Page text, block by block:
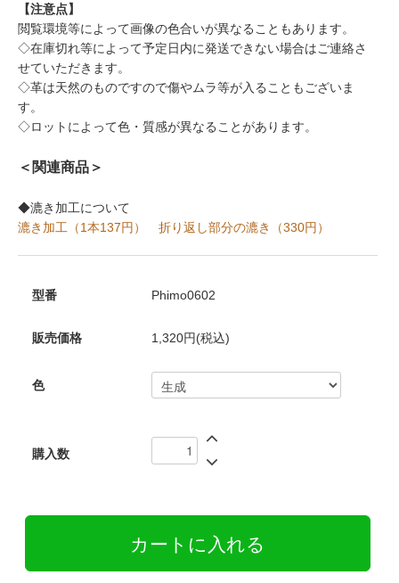
【注意点】
閲覧環境等によって画像の色合いが異なることもあります。
◇在庫切れ等によって予定日内に発送できない場合はご連絡さ
せていただきます。
◇革は天然のものですので傷やムラ等が入ることもございま
す。
◇ロットによって色・質感が異なることがあります。
＜関連商品＞
◆漉き加工について
漉き加工（1本137円）
折り返し部分の漉き（330円）
型番 Phimo0602
販売価格 1,320円(税込)
色
購入数